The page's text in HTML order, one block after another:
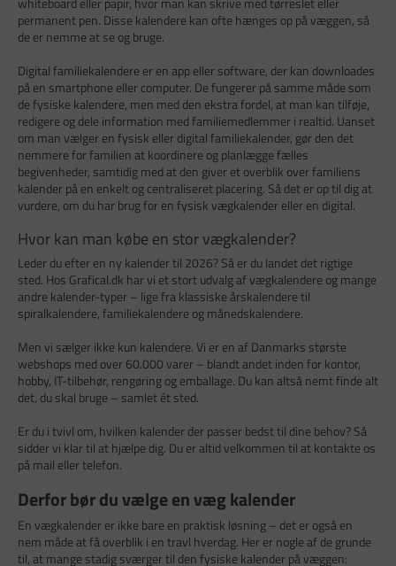
permanent pen. Disse kalendere kan ofte hænges op på væggen, så
de er nemme at se og bruge.
Digital familiekalendere er en app eller software, der kan downloades
på en smartphone eller computer. De fungerer på samme måde som
de fysiske kalendere, men med den ekstra fordel, at man kan tilføje,
redigere og dele information med familiemedlemmer i realtid. Uanset
om man vælger en fysisk eller digital familiekalender, gør den det
nemmere for familien at koordinere og planlægge fælles
begivenheder, samtidig med at den giver et overblik over familiens
kalender på en enkelt og centraliseret placering. Så det er op til dig at
vurdere, om du har brug for en fysisk vægkalender eller en digital.
Hvor kan man købe en stor vægkalender?
Leder du efter en ny kalender til 2026? Så er du landet det rigtige
sted. Hos Grafical.dk har vi et stort udvalg af vægkalendere og mange
andre kalender-typer – lige fra klassiske årskalendere til
spiralkalendere, familiekalendere og månedskalendere.
Men vi sælger ikke kun kalendere. Vi er en af Danmarks største
webshops med over 60.000 varer – blandt andet inden for kontor,
hobby, IT-tilbehør, rengøring og emballage. Du kan altså nemt finde alt
det, du skal bruge – samlet ét sted.
Er du i tvivl om, hvilken kalender der passer bedst til dine behov? Så
sidder vi klar til at hjælpe dig. Du er altid velkommen til at kontakte os
på mail eller telefon.
Derfor bør du vælge en væg kalender
En vægkalender er ikke bare en praktisk løsning – det er også en
nem måde at få overblik i en travl hverdag. Her er nogle af de grunde
til, at mange stadig sværger til den fysiske kalender på væggen: